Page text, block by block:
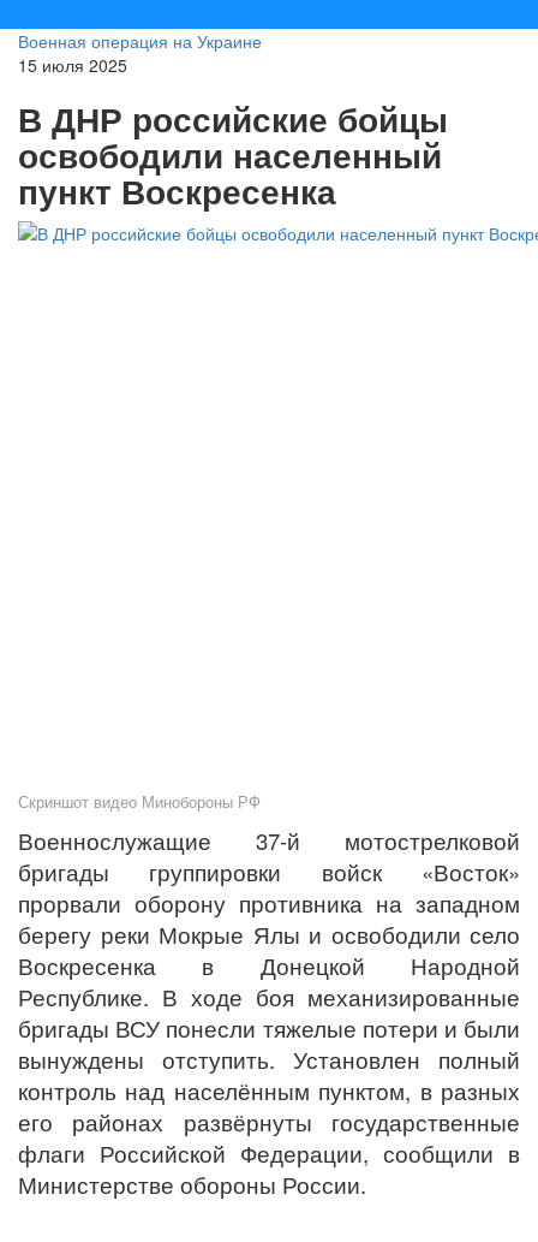
Военная операция на Украине
15 июля 2025
В ДНР российские бойцы
освободили населенный
пункт Воскресенка
Скриншот видео Минобороны РФ
Военнослужащие 37-й мотострелковой
бригады группировки войск «Восток»
прорвали оборону противника на западном
берегу реки Мокрые Ялы и освободили село
Воскресенка в Донецкой Народной
Республике. В ходе боя механизированные
бригады ВСУ понесли тяжелые потери и были
вынуждены отступить. Установлен полный
контроль над населённым пунктом, в разных
его районах развёрнуты государственные
флаги Российской Федерации, сообщили в
Министерстве обороны России.